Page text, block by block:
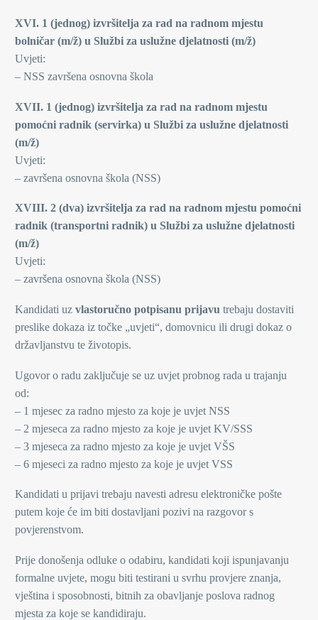
XVI. 1 (jednog) izvršitelja za rad na radnom mjestu
bolničar (m/ž) u Službi za uslužne djelatnosti (m/ž)
Uvjeti:
– NSS završena osnovna škola
XVII. 1 (jednog) izvršitelja za rad na radnom mjestu
pomoćni radnik (servirka) u Službi za uslužne djelatnosti
(m/ž)
Uvjeti:
– završena osnovna škola (NSS)
XVIII. 2 (dva) izvršitelja za rad na radnom mjestu pomoćni
radnik (transportni radnik) u Službi za uslužne djelatnosti
(m/ž)
Uvjeti:
– završena osnovna škola (NSS)
Kandidati uz vlastoručno potpisanu prijavu trebaju dostaviti
preslike dokaza iz točke „uvjeti“, domovnicu ili drugi dokaz o
državljanstvu te životopis.
Ugovor o radu zaključuje se uz uvjet probnog rada u trajanju
od:
– 1 mjesec za radno mjesto za koje je uvjet NSS
– 2 mjeseca za radno mjesto za koje je uvjet KV/SSS
– 3 mjeseca za radno mjesto za koje je uvjet VŠS
– 6 mjeseci za radno mjesto za koje je uvjet VSS
Kandidati u prijavi trebaju navesti adresu elektroničke pošte
putem koje će im biti dostavljani pozivi na razgovor s
povjerenstvom.
Prije donošenja odluke o odabiru, kandidati koji ispunjavanju
formalne uvjete, mogu biti testirani u svrhu provjere znanja,
vještina i sposobnosti, bitnih za obavljanje poslova radnog
mjesta za koje se kandidiraju.